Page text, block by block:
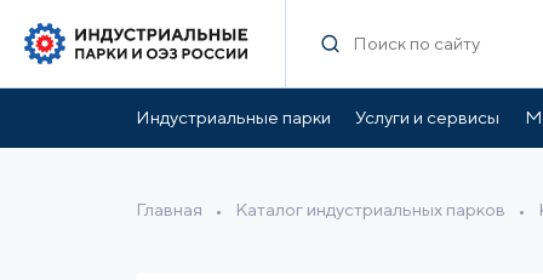
Индустриальные парки Услуги и сервисы
Главная • Каталог индустриальных парков •
Характеристики Инфраструктура парка